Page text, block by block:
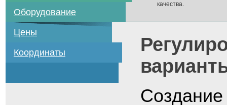
Оборудование
Цены
Координаты
качества.